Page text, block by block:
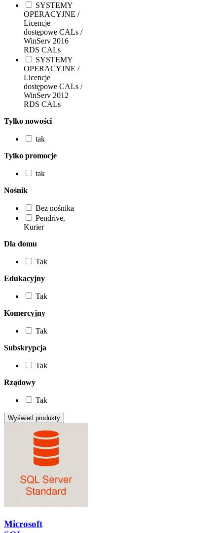
SYSTEMY
OPERACYJNE /
Licencje
dostępowe CALs /
WinServ 2016
RDS CALs
SYSTEMY
OPERACYJNE /
Licencje
dostępowe CALs /
WinServ 2012
RDS CALs
Tylko nowości
tak
Tylko promocje
tak
Nośnik
Bez nośnika
Pendrive,
Kurier
Dla domu
Tak
Edukacyjny
Tak
Komercyjny
Tak
Subskrypcja
Tak
Rządowy
Tak
Microsoft